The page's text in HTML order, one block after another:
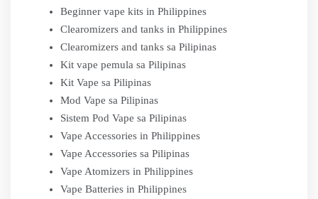
Beginner vape kits in Philippines
Clearomizers and tanks in Philippines
Clearomizers and tanks sa Pilipinas
Kit vape pemula sa Pilipinas
Kit Vape sa Pilipinas
Mod Vape sa Pilipinas
Sistem Pod Vape sa Pilipinas
Vape Accessories in Philippines
Vape Accessories sa Pilipinas
Vape Atomizers in Philippines
Vape Batteries in Philippines